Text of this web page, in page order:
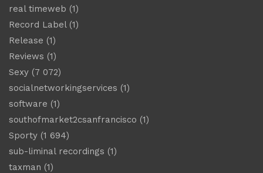
real timeweb (1)
Record Label(1)
Release (1)
Reviews (1)
Sexy (7 072)
socialnetworkingservices (1)
software (1)
southofmarket2csanfrancisco (1)
Sporty (1 694)
sub-liminal recordings (1)
taxman (1)